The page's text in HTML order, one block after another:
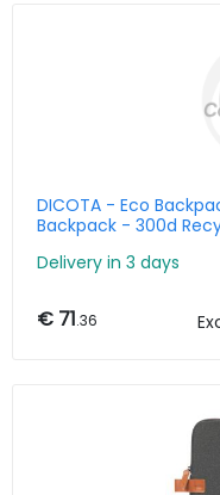
DICOTA - Eco
Backpack - 300d
Delivery in 3 days
€ 71.36